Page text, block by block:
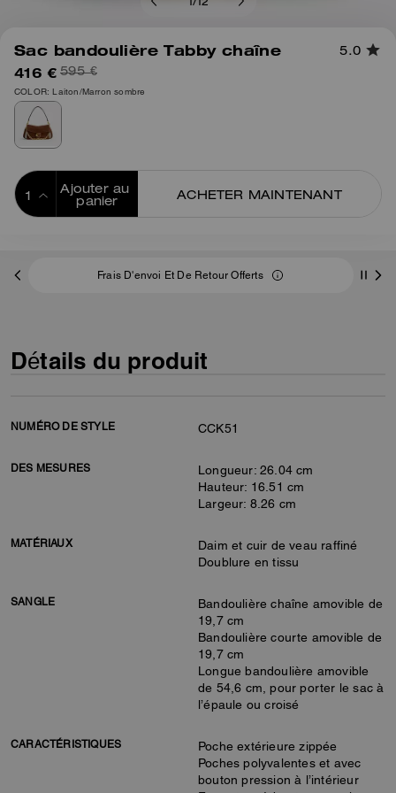
/ 12
Sac bandoulière Tabby chaîne 5.0
416 € 595 €
COLOR: Laiton/Marron sombre
Ajouter au
panier
ACHETER MAINTENANT
Frais D'envoi Et De Retour Offerts
Détails du produit
NUMÉRO DE STYLE CCK51
DES MESURES
Longueur: 26.04 cm
Hauteur: 16.51 cm
Largeur: 8.26 cm
MATÉRIAUX
Daim et cuir de veau raffiné
Doublure en tissu
SANGLE
Bandoulière chaîne amovible de
19,7 cm
Bandoulière courte amovible de
19,7 cm
Longue bandoulière amovible
de 54,6 cm, pour porter le sac à
l’épaule ou croisé
CARACTÉRISTIQUES
Poche extérieure zippée
Poches polyvalentes et avec
bouton pression à l’intérieur